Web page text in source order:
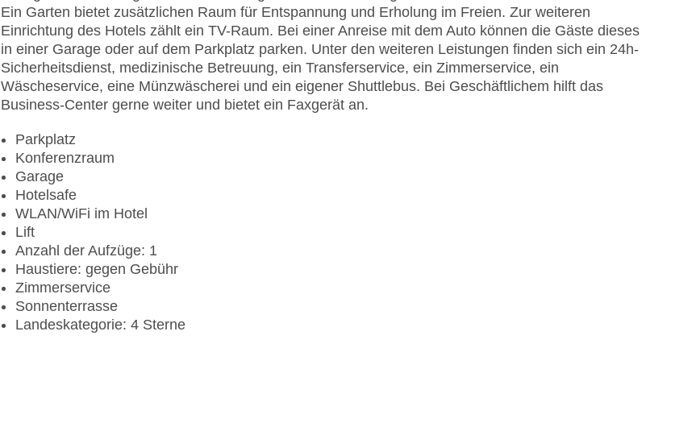
Ein Garten bietet zusätzlichen Raum für Entspannung und Erholung im Freien. Zur weiteren
Einrichtung des Hotels zählt ein TV-Raum. Bei einer Anreise mit dem Auto können die Gäste dieses
in einer Garage oder auf dem Parkplatz parken. Unter den weiteren Leistungen finden sich ein 24h-
Sicherheitsdienst, medizinische Betreuung, ein Transferservice, ein Zimmerservice, ein
Wäscheservice, eine Münzwäscherei und ein eigener Shuttlebus. Bei Geschäftlichem hilft das
Business-Center gerne weiter und bietet ein Faxgerät an.
Parkplatz
Konferenzraum
Garage
Hotelsafe
WLAN/WiFi im Hotel
Lift
Anzahl der Aufzüge: 1
Haustiere: gegen Gebühr
Zimmerservice
Sonnenterrasse
Landeskategorie: 4 Sterne